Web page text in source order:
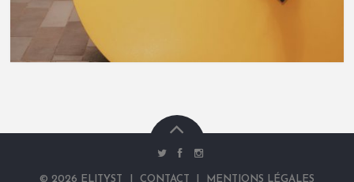
© 2026 ELITYST CONTACT MENTIONS LÉGALES